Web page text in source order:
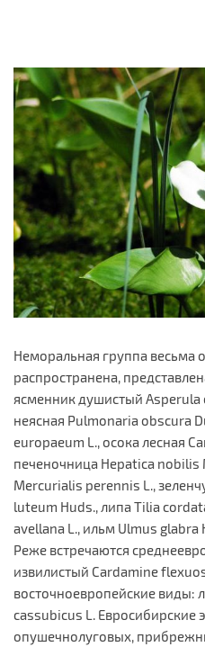
Неморальная группа весьма
распространена,
ясменник душистый Asperula
неясная Pulmonaria obscura
europaeum L., осока лесная
печеночница Hepatica nobilis
Mercurialis perennis L.,
luteum Huds., липа Tilia
avellana L., ильм Ulmus glabra
Реже встречаются
извилистый Cardamine
восточноевропейские виды:
cassubicus L. Евросибирские
опушечнолуговых,